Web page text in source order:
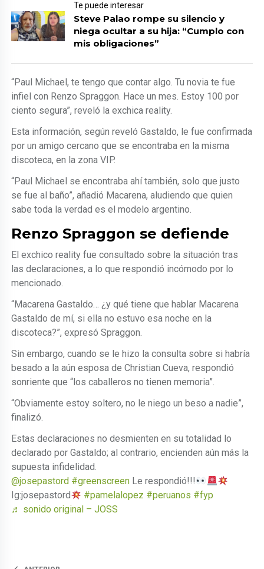
Te puede interesar
Steve Palao rompe su silencio y
niega ocultar a su hija: “Cumplo con
mis obligaciones”
“Paul Michael, te tengo que contar algo. Tu novia te fue
infiel con Renzo Spraggon. Hace un mes. Estoy 100 por
ciento segura”, reveló la exchica reality.
Esta información, según reveló Gastaldo, le fue confirmada
por un amigo cercano que se encontraba en la misma
discoteca, en la zona VIP.
“Paul Michael se encontraba ahí también, solo que justo
se fue al baño”, añadió Macarena, aludiendo que quien
sabe toda la verdad es el modelo argentino.
Renzo Spraggon se defiende
El exchico reality fue consultado sobre la situación tras
las declaraciones, a lo que respondió incómodo por lo
mencionado.
“Macarena Gastaldo… ¿y qué tiene que hablar Macarena
Gastaldo de mí, si ella no estuvo esa noche en la
discoteca?”, expresó Spraggon.
Sin embargo, cuando se le hizo la consulta sobre si habría
besado a la aún esposa de Christian Cueva, respondió
sonriente que “los caballeros no tienen memoria”.
“Obviamente estoy soltero, no le niego un beso a nadie”,
finalizó.
Estas declaraciones no desmienten en su totalidad lo
declarado por Gastaldo; al contrario, encienden aún más la
supuesta infidelidad.
@josepastord #greenscreen Le respondió!!!
Ig:josepastord
#pamelalopez #peruanos #fyp
♬ sonido original – JOSS